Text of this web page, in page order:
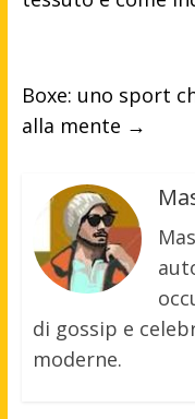
Boxe: uno sport
alla mente →
di gossip e
moderne.